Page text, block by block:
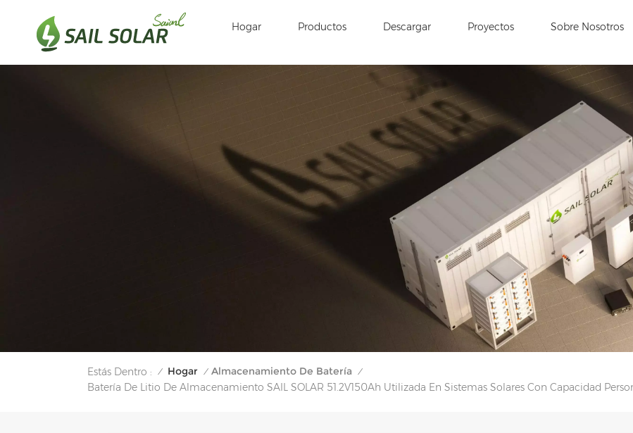
Hogar Productos Descargar Proyectos Sobre Nosotros
Estás Dentro : / Hogar / Almacenamiento De Batería /
Batería De Litio De Almacenamiento SAIL SOLAR 51.2V150Ah Utilizada En Sistemas Solares Con Capacidad